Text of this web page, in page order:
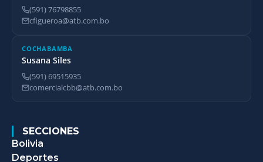
(591) 76798855
cfigueroa@atb.com.bo
COCHABAMBA
Susana Siles
(591) 69515935
comercialcbb@atb.com.bo
SECCIONES
Bolivia
Deportes